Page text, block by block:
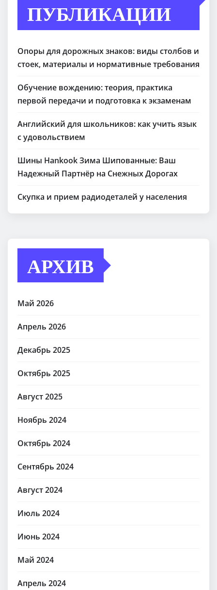
ПУБЛИКАЦИИ
Опоры для дорожных знаков: виды столбов и
стоек, материалы и нормативные требования
Обучение вождению: теория, практика
первой передачи и подготовка к экзаменам
Английский для школьников: как учить язык
с удовольствием
Шины Hankook Зима Шипованные: Ваш
Надежный Партнёр на Снежных Дорогах
Скупка и прием радиодеталей у населения
АРХИВ
Май 2026
Апрель 2026
Декабрь 2025
Октябрь 2025
Август 2025
Ноябрь 2024
Октябрь 2024
Сентябрь 2024
Август 2024
Июль 2024
Июнь 2024
Май 2024
Апрель 2024